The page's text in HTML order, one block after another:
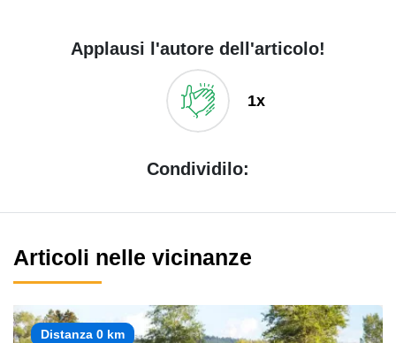
Applausi l'autore dell'articolo!
1x
Condividilo:
Articoli nelle vicinanze
Distanza 0 km